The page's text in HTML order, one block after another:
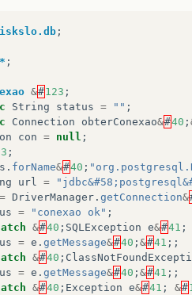
;
;
&#123 ;
String status = "" ;
Connection obterConexao&#40 ;
con = null ;
;
. forName&#40 ;
url =
= DriverManager . getConnection&
= "conexao ok" ;
&#40 ; SQLException e&#41 ;
= e . getMessage&#40 ; &#41 ;;
&#40 ;
= e . getMessage&#40 ; &#41 ;;
&#40 ; Exception e&#41 ; &#